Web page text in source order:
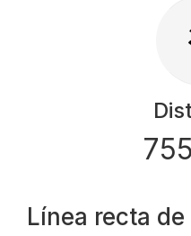
Línea recta de